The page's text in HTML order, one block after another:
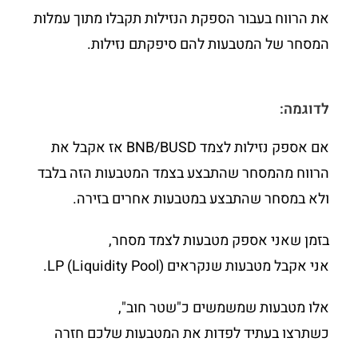
את הרווח בעבור הספקת הנזילות תקבלו מתוך עמלות
המסחר של המטבעות להם סיפקתם נזילות.
לדוגמה:
אם אספק נזילות לצמד BNB/BUSD אז אקבל את
הרווח מהמסחר שהתבצע בצמד המטבעות הזה בלבד
ולא במסחר שהתבצע במטבעות אחרים בזירה.
בזמן שאני אספק מטבעות לצמד מסחר,
אני אקבל מטבעות שנקראים LP (Liquidity Pool).
אלו מטבעות שמשמשים כ"שטר חוב",
כשתרצו בעתיד לפדות את המטבעות שלכם חזרה